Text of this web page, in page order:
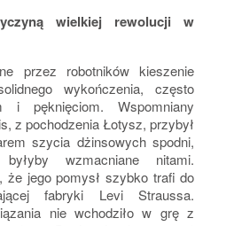
wielkiej rewolucji w
przez robotników kieszenie
wykończenia, często
i pęknięciom. Wspomniany
z pochodzenia Łotysz, przybył
szycia dżinsowych spodni,
wzmacniane nitami.
że jego pomysł szybko trafi do
fabryki Levi Straussa.
nie wchodziło w grę z